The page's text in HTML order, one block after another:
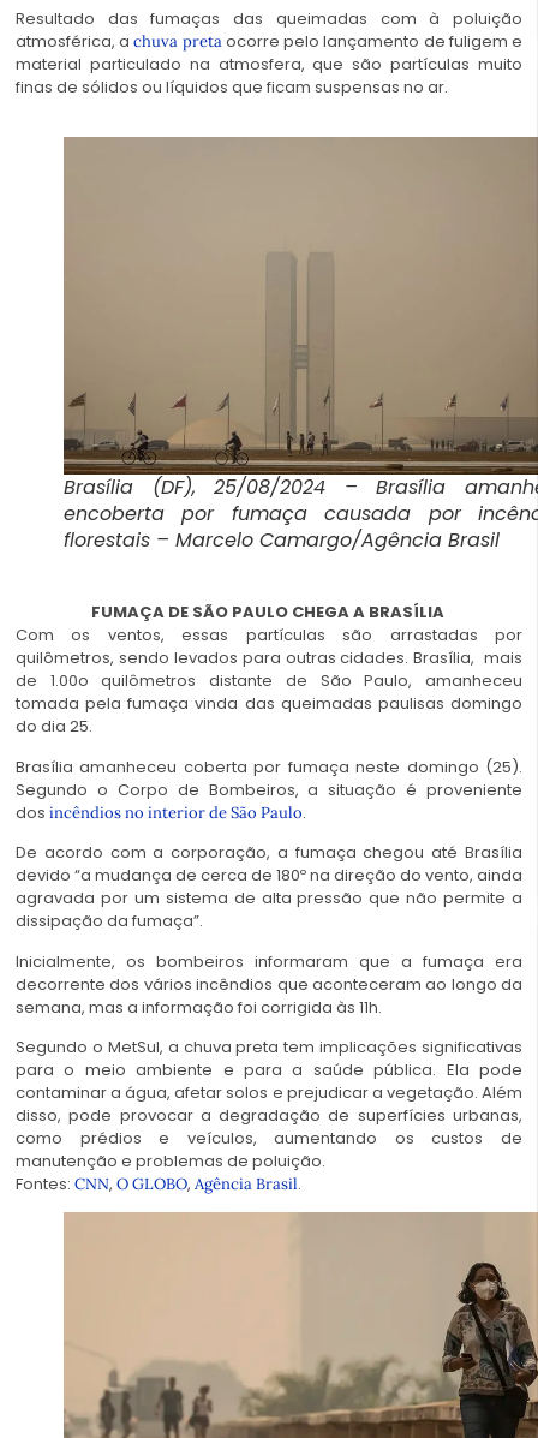
Resultado das fumaças das queimadas com à poluição
atmosférica, achuva pretaocorre pelo lançamento de fuligem e
material particulado na atmosfera, que são partículas muito
finas de sólidos ou líquidos que ficam suspensas no ar.
Brasília (DF), 25/08/2024 – Brasília
encoberta por fumaça causada por
florestais – Marcelo Camargo/Agência Brasil
FUMAÇA DE SÃO PAULO CHEGA A BRASÍLIA
Com os ventos, essas partículas são arrastadas por
quilômetros, sendo levados para outras cidades. Brasília, mais
de 1.00o quilômetros distante de São Paulo, amanheceu
tomada pela fumaça vinda das queimadas paulisas domingo
do dia 25.
Brasília amanheceu coberta por fumaça neste domingo (25).
Segundo o Corpo de Bombeiros, a situação é proveniente
dos incêndios no interior de São Paulo.
De acordo com a corporação, a fumaça chegou até Brasília
devido “a mudança de cerca de 180º na direção do vento, ainda
agravada por um sistema de alta pressão que não permite a
dissipação da fumaça”.
Inicialmente, os bombeiros informaram que a fumaça era
decorrente dos vários incêndios que aconteceram ao longo da
semana, mas a informação foi corrigida às 11h.
Segundo o MetSul, a chuva preta tem implicações significativas
para o meio ambiente e para a saúde pública. Ela pode
contaminar a água, afetar solos e prejudicar a vegetação. Além
disso, pode provocar a degradação de superfícies urbanas,
como prédios e veículos, aumentando os custos de
manutenção e problemas de poluição.
Fontes: CNN, O GLOBO, Agência Brasil.